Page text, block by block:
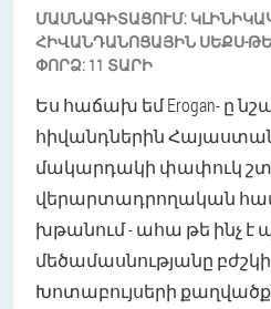
ՄԱՍՆԱԳԻՏԱՑՈՒՄ:
ՀԻՎԱՆԴԱՆՈՑԱՅԻՆ ՍԵՔՍ-
ՓՈՐՁ: 11 ՏԱՐԻ
Ես հաճախ եմ Erogan- ը
հիվանդներին
մակարդակի փափուկ
վերարտադրողական
խթանում - ահա թե ինչ
մեծամասնությանը
Խոտաբույսերի